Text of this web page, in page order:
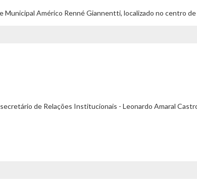
Américo Renné Giannentti, localizado no centro
de Relações Institucionais - Leonardo Amaral